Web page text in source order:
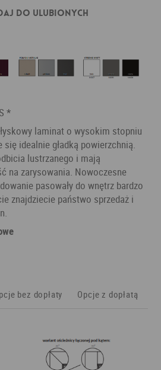
do ulubionych
*
laminat o wysokim stopniu
się idealnie gładką powierzchnią.
lustrzanego i mają
na zarysowania. Nowoczesne
pasowały do wnętrz bardzo
znajdziecie państwo sprzedaż i
bez dopłaty Opcje z dopłatą